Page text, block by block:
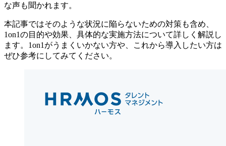
な声も聞かれます。
本記事ではそのような状況に陥らないための対策も含め、
1on1の目的や効果、具体的な実施方法について詳しく解説し
ます。1on1がうまくいかない方や、これから導入したい方は
ぜひ参考にしてみてください。